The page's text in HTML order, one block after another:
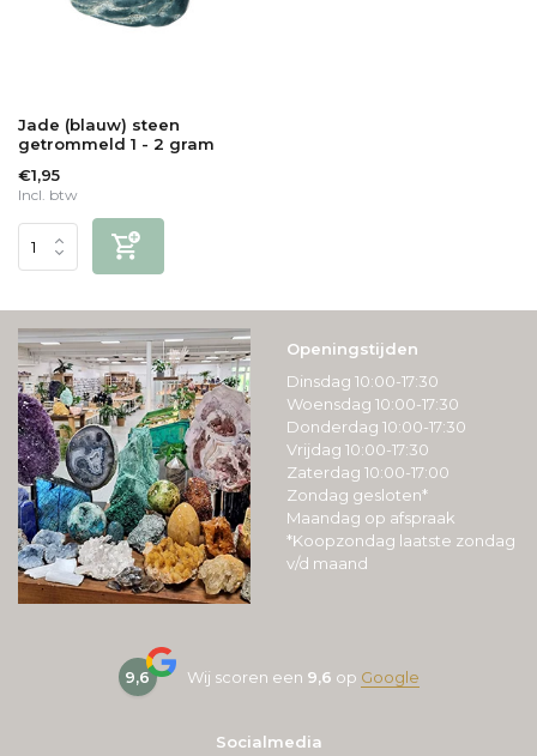
Jade (blauw) steen
getrommeld 1 - 2 gram
€1,95
Incl. btw
Openingstijden
Dinsdag 10:00-17:30
Woensdag 10:00-17:30
Donderdag 10:00-17:30
Vrijdag 10:00-17:30
Zaterdag 10:00-17:00
Zondag gesloten*
Maandag op afspraak
*Koopzondag laatste zondag
v/d maand
9,6 Wij scoren een 9,6 op Google
Socialmedia